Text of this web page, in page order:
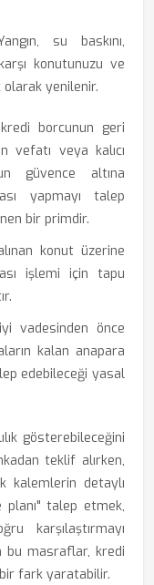
su baskını,
konutunuzu ve
olarak yenilenir.
borcunun geri
vefatı veya kalıcı
güvence altına
yapmayı talep
bir primdir.
konut üzerine
işlemi için tapu
vadesinden önce
kalan anapara
edebileceği yasal
gösterebileceğini
teklif alırken,
kalemlerin detaylı
talep etmek,
karşılaştırmayı
bu masraflar, kredi
fark yaratabilir.